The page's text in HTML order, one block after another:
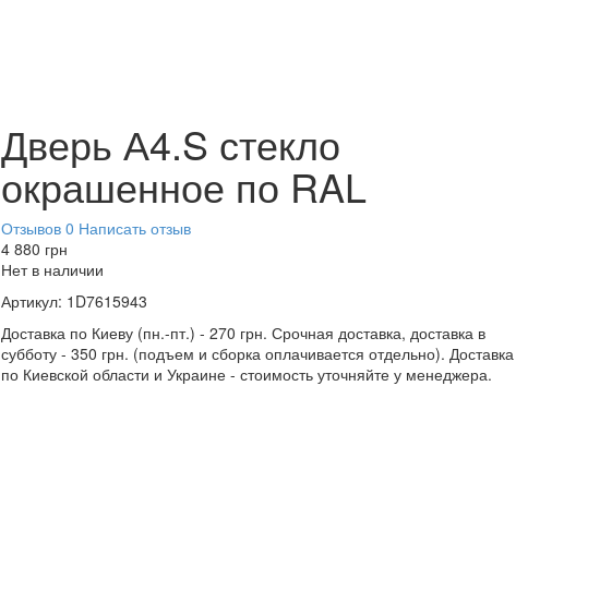
Дверь А4.S стекло
окрашенное по RAL
Отзывов 0 Написать отзыв
4 880 грн
Нет в наличии
Артикул: 1D7615943
Доставка по Киеву (пн.-пт.) - 270 грн. Срочная доставка, доставка в
субботу - 350 грн. (подъем и сборка оплачивается отдельно). Доставка
по Киевской области и Украине - стоимость уточняйте у менеджера.